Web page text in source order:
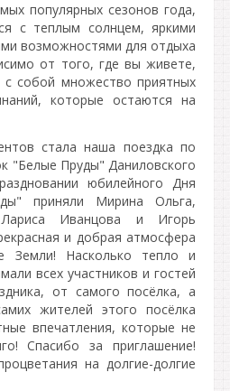
популярных сезонов года,
с теплым солнцем, яркими
возможностями для отдыха
от того, где вы живете,
с собой множество приятных
которые остаются на
стала наша поездка по
"Белые Пруды" Даниловского
юбилейного Дня
приняли Мирина Ольга,
Иванцова и Игорь
и добрая атмосфера
Земли! Насколько тепло и
всех участников и гостей
от самого посёлка, а
жителей этого посёлка
впечатления, которые не
Спасибо за приглашение!
на долгие-долгие